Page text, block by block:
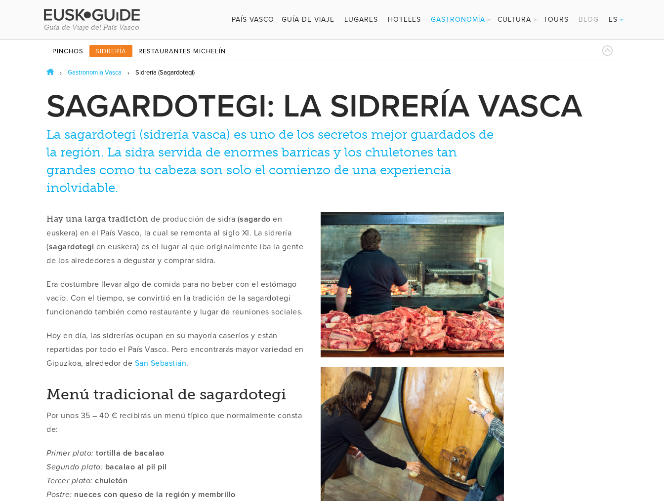
Guía de Viaje del País Vasco
PAÍS VASCO - GUÍA DE VIAJE LUGARES HOTELES
GASTRONOMÍA
PINTXOS
SIDRERÍAS
CULTURA
FESTIVALES
DEPORTES
TOURS BLOG
ES
EN
FR
PINCHOS SIDRERÍA RESTAURANTES MICHELÍN
Gastronomía Vasca Sidrería (Sagardotegi)
SAGARDOTEGI: LA SIDRERÍA VASCA
La sagardotegi (sidrería vasca) es uno de los secretos mejor guardados de
la región. La sidra servida de enormes barricas y los chuletones tan
grandes como tu cabeza son solo el comienzo de una experiencia
inolvidable.
Hay una larga tradición de producción de sidra (sagardo en
euskera) en el País Vasco, la cual se remonta al siglo XI. La sidrería
(sagardotegi en euskera) es el lugar al que originalmente iba la gente
de los alrededores a degustar y comprar sidra.
Era costumbre llevar algo de comida para no beber con el estómago
vacío. Con el tiempo, se convirtió en la tradición de la sagardotegi
funcionando también como restaurante y lugar de reuniones sociales.
Hoy en día, las sidrerías ocupan en su mayoría caseríos y están
repartidas por todo el País Vasco. Pero encontrarás mayor variedad en
Gipuzkoa, alrededor de San Sebastián.
Menú tradicional de sagardotegi
Por unos 35 – 40 € recibirás un menú típico que normalmente consta
de:
Primer plato: tortilla de bacalao
Segundo plato: bacalao al pil pil
Tercer plato: chuletón
Postre: nueces con queso de la región y membrillo